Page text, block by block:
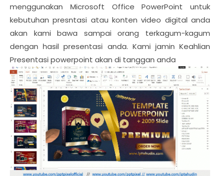
menggunakan Microsoft Office PowerPoint untuk
kebutuhan presntasi atau konten video digital anda
akan kami bawa sampai orang terkagum-kagum
dengan hasil presentasi anda. Kami jamin Keahlian
Presentasi powerpoint akan di tanggan anda